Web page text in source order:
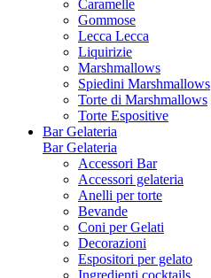
Caramelle
Gommose
Lecca Lecca
Liquirizie
Marshmallows
Spiedini Marshmallows
Torte di Marshmallows
Torte Espositive
Bar Gelateria
Bar Gelateria
Accessori Bar
Accessori gelateria
Anelli per torte
Bevande
Coni per Gelati
Decorazioni
Espositori per gelato
Ingredienti cocktails